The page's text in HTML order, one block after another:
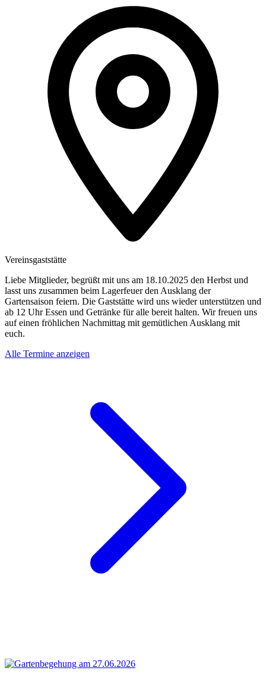
Vereinsgaststätte
Liebe Mitglieder, begrüßt mit uns am 18.10.2025 den Herbst und
lasst uns zusammen beim Lagerfeuer den Ausklang der
Gartensaison feiern. Die Gaststätte wird uns wieder unterstützen und
ab 12 Uhr Essen und Getränke für alle bereit halten. Wir freuen uns
auf einen fröhlichen Nachmittag mit gemütlichen Ausklang mit
euch.
Alle Termine anzeigen